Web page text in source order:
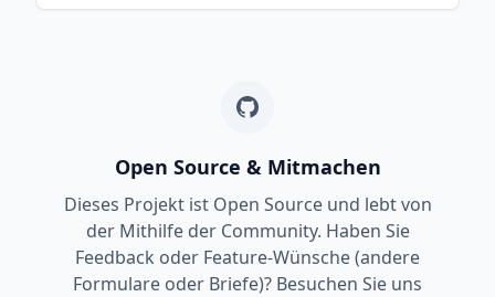
Open Source & Mitmachen
Dieses Projekt ist Open Source und lebt von
der Mithilfe der Community. Haben Sie
Feedback oder Feature-Wünsche (andere
Formulare oder Briefe)? Besuchen Sie uns